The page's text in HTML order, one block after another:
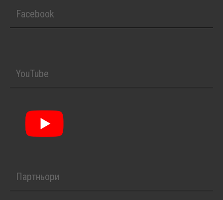
Facebook
YouTube
Партньори